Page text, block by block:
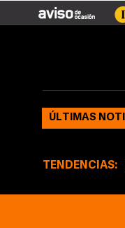
ÚLTIMAS
TENDENCIAS: